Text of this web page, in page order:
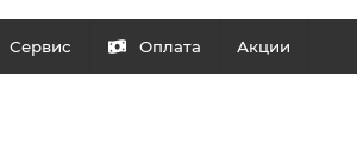
Сервис Оплата Акции